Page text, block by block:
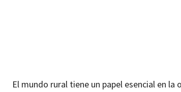
El mundo rural tiene un papel esencial en